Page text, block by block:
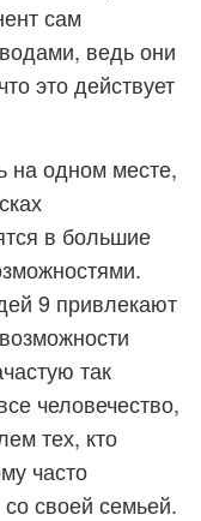
сам
ведь они
это действует
на одном месте,
в большие
9 привлекают
так
человечество,
тех, кто
часто
своей семьей.